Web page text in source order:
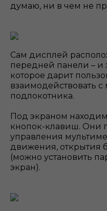
думаю, ни в чем не
Сам дисплей
передней панели – и
которое дарит
взаимодействовать
подлокотника.
Под экраном
кнопок-клавиш. Они
управления
движения, открытия
(можно установить
экран).